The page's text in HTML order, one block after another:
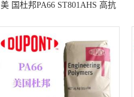
美 国杜邦PA66 ST801AHS 高抗
ST801